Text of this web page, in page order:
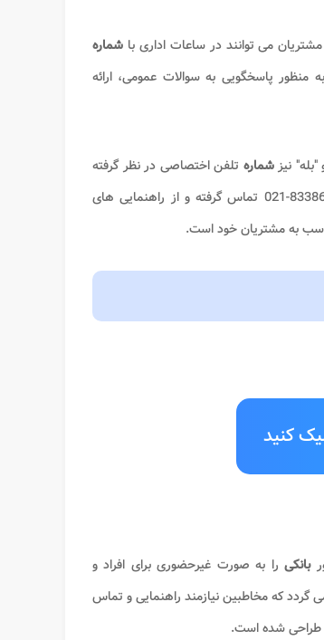
شماره
منظور پاسخگویی به سوالات عمومی، ارائه
"بله" نیزشماره تلفن اختصاصی در نظر گرفته
83386-021 تماس گرفته و از راهنمایی های
به مشتریان خود است.
کنید
بانکی را به صورت غیرحضوری برای افراد و
گردد که مخاطبین نیازمند راهنمایی و تماس
طراحی شده است.